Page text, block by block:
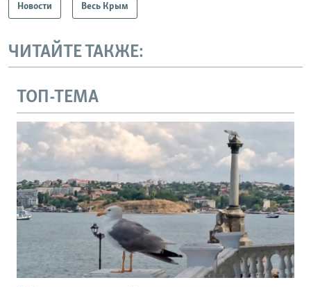
Новости Весь Крым
ЧИТАЙТЕ ТАКЖЕ:
ТОП-ТЕМА